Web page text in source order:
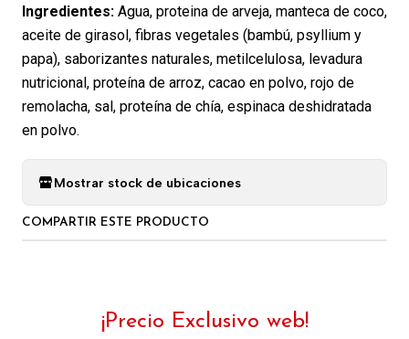
Ingredientes: Agua, proteina de arveja, manteca de coco,
aceite de girasol, fibras vegetales (bambú, psyllium y
papa), saborizantes naturales, metilcelulosa, levadura
nutricional, proteína de arroz, cacao en polvo, rojo de
remolacha, sal, proteína de chía, espinaca deshidratada
en polvo.
Mostrar stock de ubicaciones
COMPARTIR ESTE PRODUCTO
¡Precio Exclusivo web!